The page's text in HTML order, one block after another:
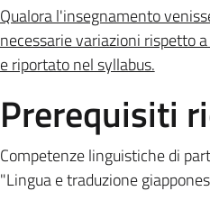
Qualora l'insegnamento
necessarie variazioni rispetto
e riportato nel syllabus.
Prerequisiti
Competenze linguistiche di
"Lingua e traduzione